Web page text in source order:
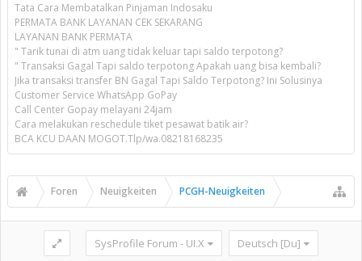
Tata Cara Membatalkan Pinjaman Indosaku
PERMATA BANK LAYANAN CEK SEKARANG
LAYANAN BANK PERMATA
" Tarik tunai di atm uang tidak keluar tapi saldo terpotong?
" Transaksi Gagal Tapi saldo terpotong Apakah uang bisa kembali?
Jika transaksi transfer BN Gagal Tapi Saldo Terpotong? Ini Solusinya
Customer Service WhatsApp GoPay
Call Center Gopay melayani 24jam
Cara melakukan reschedule tiket pesawat batik air?
BCA KCU DAAN MOGOT.Tlp/wa.08218168235
Foren Neuigkeiten PCGH-Neuigkeiten
SysProfile Forum - UI.X Deutsch [Du]